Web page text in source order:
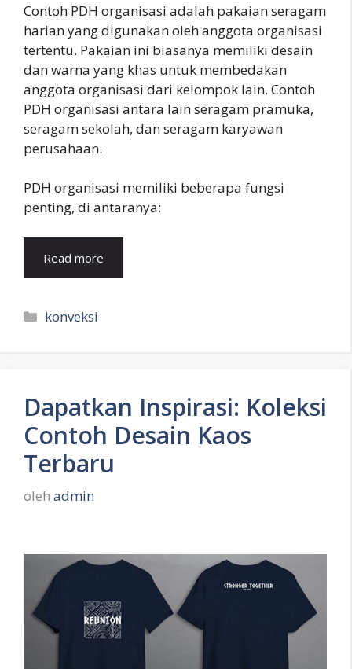
Contoh PDH organisasi adalah pakaian seragam
harian yang digunakan oleh anggota organisasi
tertentu. Pakaian ini biasanya memiliki desain
dan warna yang khas untuk membedakan
anggota organisasi dari kelompok lain. Contoh
PDH organisasi antara lain seragam pramuka,
seragam sekolah, dan seragam karyawan
perusahaan.
PDH organisasi memiliki beberapa fungsi
penting, di antaranya:
Read more
Kategori
konveksi
Dapatkan Inspirasi: Koleksi
Contoh Desain Kaos
Terbaru
oleh admin